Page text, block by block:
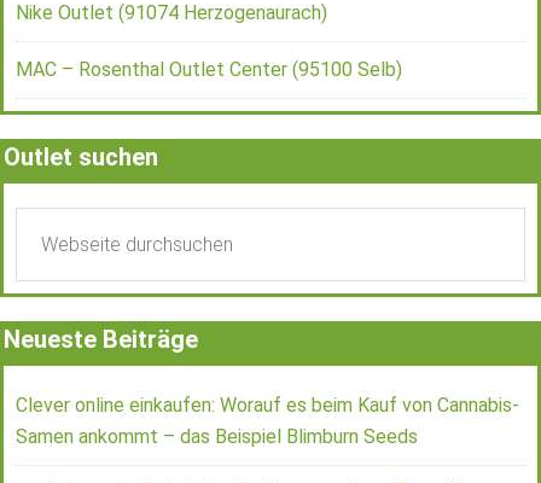
Nike Outlet (91074 Herzogenaurach)
MAC – Rosenthal Outlet Center (95100 Selb)
Outlet suchen
Neueste Beiträge
Clever online einkaufen: Worauf es beim Kauf von Cannabis-
Samen ankommt – das Beispiel Blimburn Seeds